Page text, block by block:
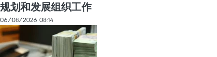
规划和发展组织工作
06/08/2026 08:14